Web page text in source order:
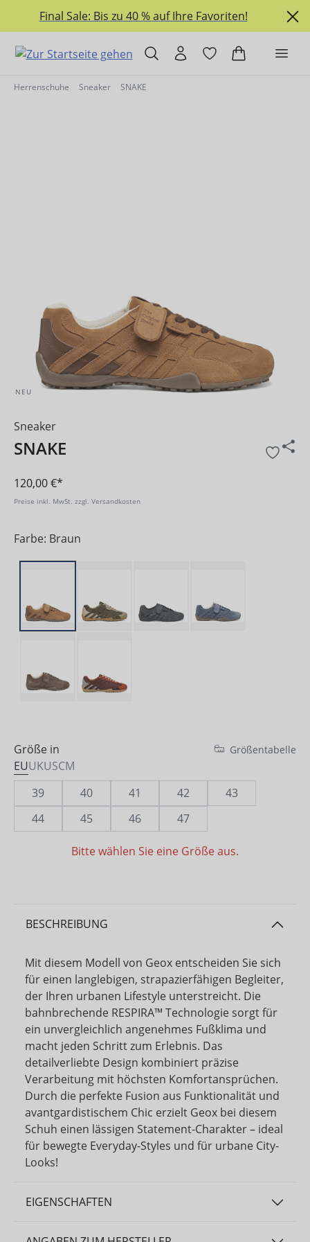
springen
Final Sale: Bis zu 40 % auf Ihre Favoriten!
Herrenschuhe Sneaker SNAKE
NEU
Sneaker
SNAKE
120,00 €*
Preise inkl. MwSt. zzgl. Versandkosten
Farbe: Braun
Größe in
EUUKUSCM
Größentabelle
39 40 41 42
43
44
45 46 47
Bitte wählen Sie eine Größe aus.
BESCHREIBUNG
Mit diesem Modell von Geox entscheiden Sie sich
für einen langlebigen, strapazierfähigen Begleiter,
der Ihren urbanen Lifestyle unterstreicht. Die
bahnbrechende RESPIRA™ Technologie sorgt für
ein unvergleichlich angenehmes Fußklima und
macht jeden Schritt zum Erlebnis. Das
detailverliebte Design kombiniert präzise
Verarbeitung mit höchsten Komfortansprüchen.
Durch die perfekte Fusion aus Funktionalität und
avantgardistischem Chic erzielt Geox bei diesem
Schuh einen lässigen Statement-Charakter – ideal
für bewegte Everyday-Styles und für urbane City-
Looks!
EIGENSCHAFTEN